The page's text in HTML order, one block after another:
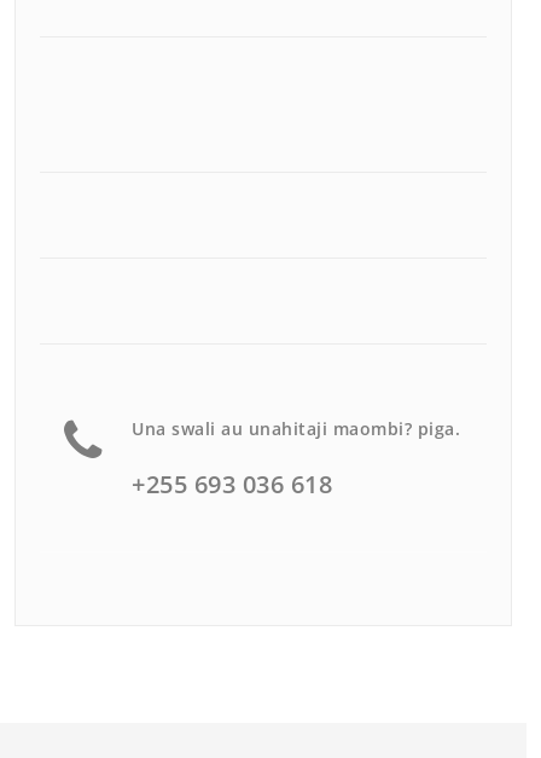
Una swali au unahitaji maombi?
+255 693 036 618